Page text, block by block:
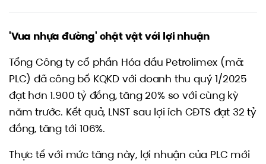
'Vua nhựa đường' chật vật với lợi nhuận
Tổng Công ty cổ phần Hóa dầu Petrolimex (mã:
PLC) đã công bố KQKD với doanh thu quý 1/2025
đạt hơn 1.900 tỷ đồng, tăng 20% so với cùng kỳ
năm trước. Kết quả, LNST sau lợi ích CĐTS đạt 32 tỷ
đồng, tăng tới 106%.
Thực tế với mức tăng này, lợi nhuận của PLC mới